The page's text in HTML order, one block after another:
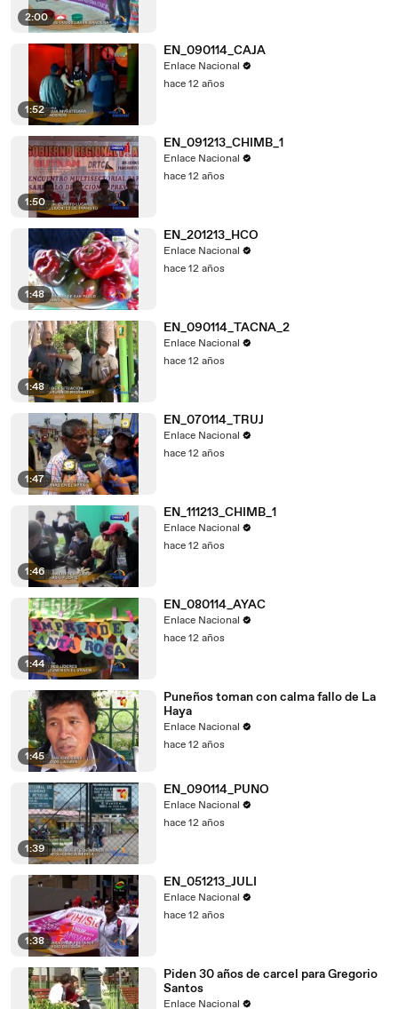
2:00
1:52
EN_090114_CAJA
Enlace Nacional
hace 12 años
1:50
EN_091213_CHIMB_1
Enlace Nacional
hace 12 años
1:48
EN_201213_HCO
Enlace Nacional
hace 12 años
1:48
EN_090114_TACNA_2
Enlace Nacional
hace 12 años
1:47
EN_070114_TRUJ
Enlace Nacional
hace 12 años
1:46
EN_111213_CHIMB_1
Enlace Nacional
hace 12 años
1:44
EN_080114_AYAC
Enlace Nacional
hace 12 años
1:45
Puneños toman con calma fallo de La
Haya
Enlace Nacional
hace 12 años
1:39
EN_090114_PUNO
Enlace Nacional
hace 12 años
1:38
EN_051213_JULI
Enlace Nacional
hace 12 años
Piden 30 años de carcel para Gregorio
Santos
Enlace Nacional